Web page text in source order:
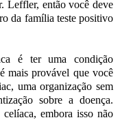
Leffler, então você deve
da família teste positivo
é ter uma condição
mais provável que você
uma organização sem
sobre a doença.
embora isso não